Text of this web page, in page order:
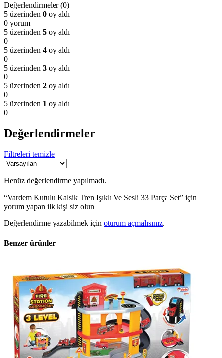
Değerlendirmeler (0)
5 üzerinden 0 oy aldı
0 yorum
5 üzerinden 5 oy aldı
0
5 üzerinden 4 oy aldı
0
5 üzerinden 3 oy aldı
0
5 üzerinden 2 oy aldı
0
5 üzerinden 1 oy aldı
0
Değerlendirmeler
Filtreleri temizle
Henüz değerlendirme yapılmadı.
“Vardem Kutulu Kalsik Tren Işıklı Ve Sesli 33 Parça Set” için
yorum yapan ilk kişi siz olun
Değerlendirme yazabilmek için oturum açmalısınız.
Benzer ürünler